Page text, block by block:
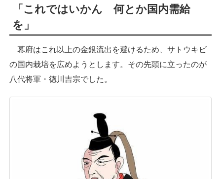
「これではいかん 何とか国内需給
を」
幕府はこれ以上の金銀流出を避けるため、サトウキビ
の国内栽培を広めようとします。その先頭に立ったのが
八代将軍・徳川吉宗でした。